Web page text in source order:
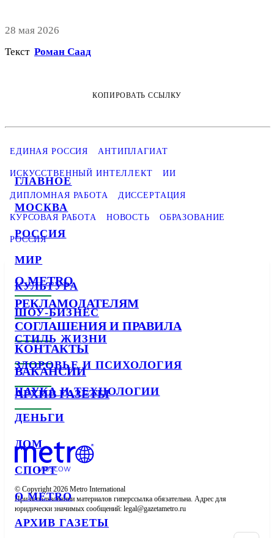
ГЛАВНОЕ
МОСКВА
РОССИЯ
МИР
КУЛЬТУРА
ШОУ-БИЗНЕС
СТИЛЬ ЖИЗНИ
ЗДОРОВЬЕ И ПСИХОЛОГИЯ
НАУКА И ТЕХНОЛОГИИ
ДЕНЬГИ
ДОМ
СПОРТ
О METRO
АРХИВ ГАЗЕТЫ
28 мая 2026
Текст Роман Саад
КОПИРОВАТЬ ССЫЛКУ
ЕДИНАЯ РОССИЯ АНТИПЛАГИАТ
ИСКУССТВЕННЫЙ ИНТЕЛЛЕКТ ИИ
ДИПЛОМНАЯ РАБОТА ДИССЕРТАЦИЯ
КУРСОВАЯ РАБОТА НОВОСТЬ ОБРАЗОВАНИЕ
РОССИЯ
О METRO
РЕКЛАМОДАТЕЛЯМ
СОГЛАШЕНИЯ И ПРАВИЛА
КОНТАКТЫ
ВАКАНСИИ
АРХИВ ГАЗЕТЫ
© Copyright 2026 Metro International
При использовании материалов гиперссылка обязательна. Адрес для
юридически значимых сообщений: